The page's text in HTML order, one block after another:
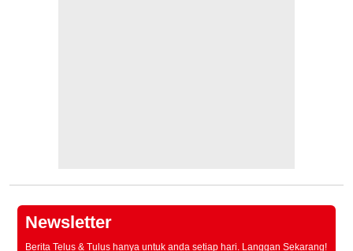
Newsletter
Berita Telus & Tulus hanya untuk anda setiap hari. Langgan Sekarang!